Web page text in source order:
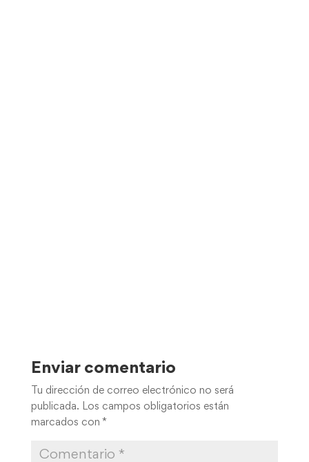
Enviar comentario
Tu dirección de correo electrónico no será
publicada. Los campos obligatorios están
marcados con *